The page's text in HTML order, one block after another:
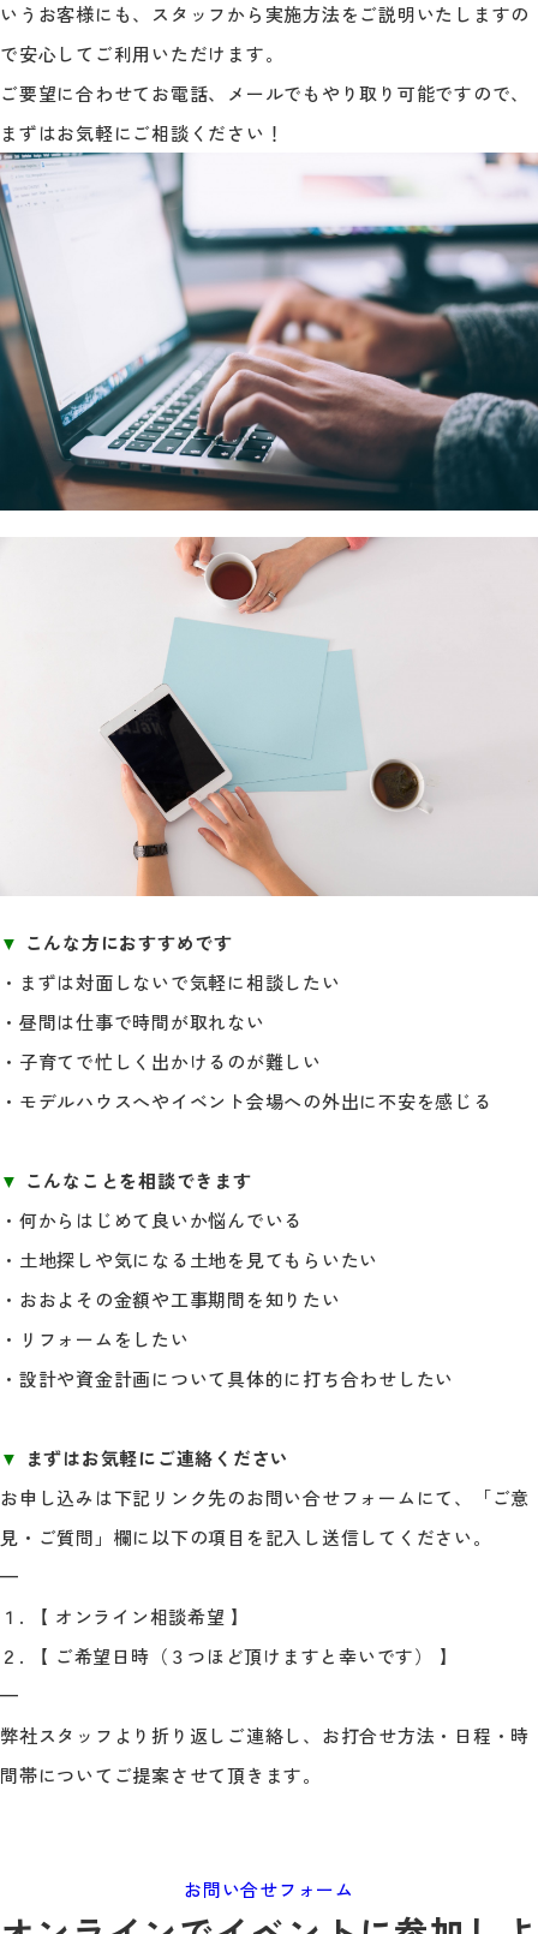
いうお客様にも、スタッフから実施方法をご説明いたしますの
で安心してご利用いただけます。
ご要望に合わせてお電話、メールでもやり取り可能ですので、
まずはお気軽にご相談ください！
▼ こんな方におすすめです
・まずは対面しないで気軽に相談したい
・昼間は仕事で時間が取れない
・子育てで忙しく出かけるのが難しい
・モデルハウスへやイベント会場への外出に不安を感じる
▼ こんなことを相談できます
・何からはじめて良いか悩んでいる
・土地探しや気になる土地を見てもらいたい
・おおよその金額や工事期間を知りたい
・リフォームをしたい
・設計や資金計画について具体的に打ち合わせしたい
▼ まずはお気軽にご連絡ください
お申し込みは下記リンク先のお問い合せフォームにて、「ご意
見・ご質問」欄に以下の項目を記入し送信してください。
—
１. 【 オンライン相談希望 】
２. 【 ご希望日時（３つほど頂けますと幸いです） 】
—
弊社スタッフより折り返しご連絡し、お打合せ方法・日程・時
間帯についてご提案させて頂きます。
お問い合せフォーム